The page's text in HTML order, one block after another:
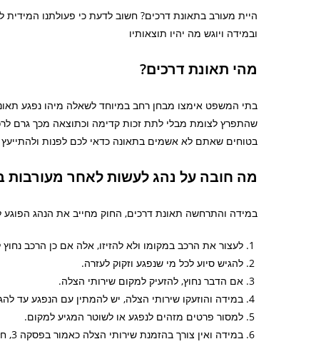
היית מעורב בתאונת דרכים? חשוב לדעת כי פעולתנו
ובמידה ויוגש מה יהיו תוצאותיו
מהי תאונת דרכים?
בתי המשפט אימצו מבחן רחב במיוחד לשאלה מיהו נפגע
שהתפרץ לצומת מבלי לתת זכות קדימה וכתוצאה מכך גרם
בטוחים שאתם לא אשמים בתאונה כדאי לכם לפנות ולהתייעץ
מה חובה על נהג לעשות לאחר מעורבות
במידה והתרחשה תאונת דרכים, החוק מחייב את הנהג הפוגע
לעצור את הרכב במקומו ולא להזיזו, אלה אם כן הרכב נחוץ
להגיש סיוע לכל מי שנפגע וזקוק לעזרה.
אם הדבר נחוץ, להזעיק למקום שירותי הצלה.
במידה והוזעקו שירותי הצלה, יש להמתין עם הנפגע עד
למסור פרטים מזהים לנפגע או לשוטר המגיע למקום.